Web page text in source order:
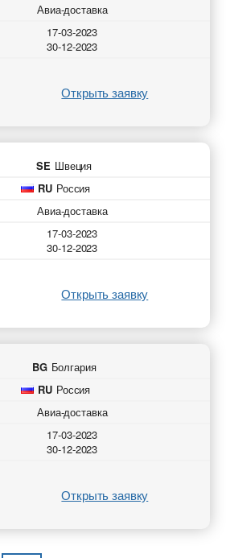
Авиа-доставка
17-03-2023
30-12-2023
Открыть заявку
SE Швеция
RU Россия
Авиа-доставка
17-03-2023
30-12-2023
Открыть заявку
BG Болгария
RU Россия
Авиа-доставка
17-03-2023
30-12-2023
Открыть заявку